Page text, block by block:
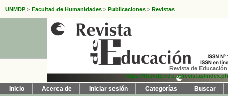
UNMDP > Facultad de Humanidades > Publicaciones > Revistas
Revista de
https://fh.mdp.edu.ar/revistas/
Inicio Acerca de Iniciar sesión Categorías Buscar